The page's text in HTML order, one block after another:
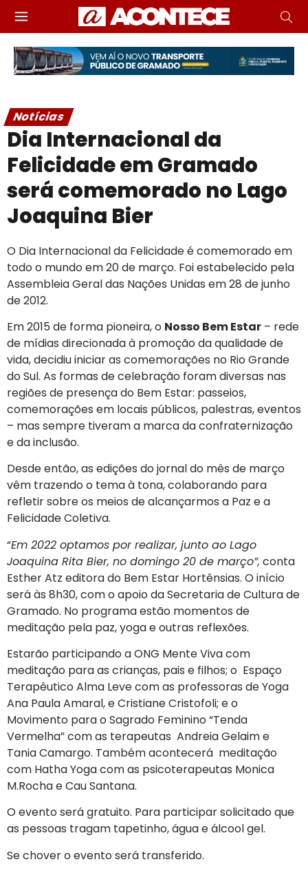
Notícias
Dia Internacional da
Felicidade em Gramado
será comemorado no Lago
Joaquina Bier
O Dia Internacional da Felicidade é comemorado em
todo o mundo em 20 de março. Foi estabelecido pela
Assembleia Geral das Nações Unidas em 28 de junho
de 2012.
Em 2015 de forma pioneira, o Nosso Bem Estar – rede
de mídias direcionada à promoção da qualidade de
vida, decidiu iniciar as comemorações no Rio Grande
do Sul. As formas de celebração foram diversas nas
regiões de presença do Bem Estar: passeios,
comemorações em locais públicos, palestras, eventos
– mas sempre tiveram a marca da confraternização
e da inclusão.
Desde então, as edições do jornal do mês de março
vêm trazendo o tema à tona, colaborando para
refletir sobre os meios de alcançarmos a Paz e a
Felicidade Coletiva.
“Em 2022 optamos por realizar, junto ao Lago
Joaquina Rita Bier, no domingo 20 de março”, conta
Esther Atz editora do Bem Estar Hortênsias. O início
será às 8h30, com o apoio da Secretaria de Cultura de
Gramado. No programa estão momentos de
meditação pela paz, yoga e outras reflexões.
Estarão participando a ONG Mente Viva com
meditação para as crianças, pais e filhos; o Espaço
Terapêutico Alma Leve com as professoras de Yoga
Ana Paula Amaral, e Cristiane Cristofoli; e o
Movimento para o Sagrado Feminino “Tenda
Vermelha” com as terapeutas Andreia Gelaim e
Tania Camargo. Também acontecerá meditação
com Hatha Yoga com as psicoterapeutas Monica
M.Rocha e Cau Santana.
O evento será gratuito. Para participar solicitado que
as pessoas tragam tapetinho, água e álcool gel.
Se chover o evento será transferido.